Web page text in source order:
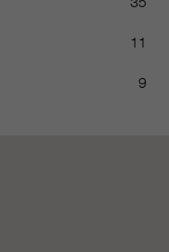
11
9
Queste
/ partner.